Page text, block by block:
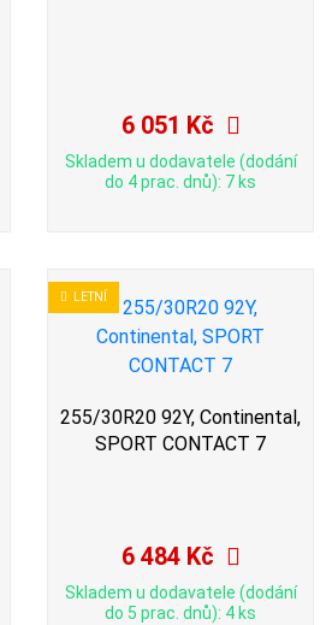
6 051 Kč
Skladem u dodavatele (dodání
do 4 prac. dnů): 7 ks
LETNÍ
255/30R20 92Y, Continental,
SPORT CONTACT 7
6 484 Kč
Skladem u dodavatele (dodání
do 5 prac. dnů): 4 ks